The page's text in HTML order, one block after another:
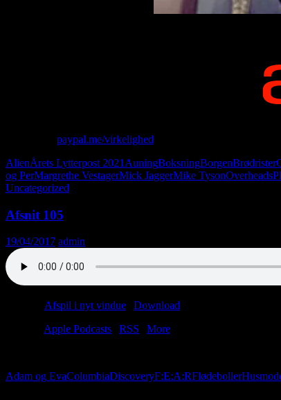
paypal.me/virkelighed
AlienÅrets Lytterpost 2021 AuningBoksningBorgenBrødrister
og PerMargrethe VestagerMick JaggerMike TysonOverheads
Uncategorized
Afsnit 105
19/04/2017 admin
Afspil i nyt vindue Download
Apple Podcasts RSS
More
Adam og EvaColumbiaDiscoveryF:E:A:RFlødeboller